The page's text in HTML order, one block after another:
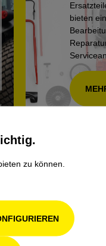
bieten
zu können.